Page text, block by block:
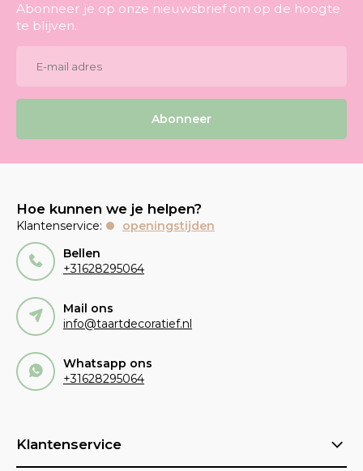
Abonneer je op onze nieuwsbrief om op de hoogte
te blijven.
Abonneer
Hoe kunnen we je helpen?
Klantenservice:
openingstijden
Bellen
+31628295064
Mail ons
info@taartdecoratief.nl
Whatsapp ons
+31628295064
Klantenservice